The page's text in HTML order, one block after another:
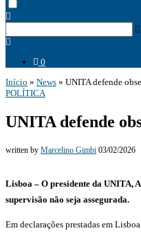
0
Início » News » UNITA defende
POLÍTICA
UNITA defende
written by Marcelino Gimbi 03/02/2026
Lisboa – O presidente da UNITA,
supervisão não seja assegurada.
Em declarações prestadas em